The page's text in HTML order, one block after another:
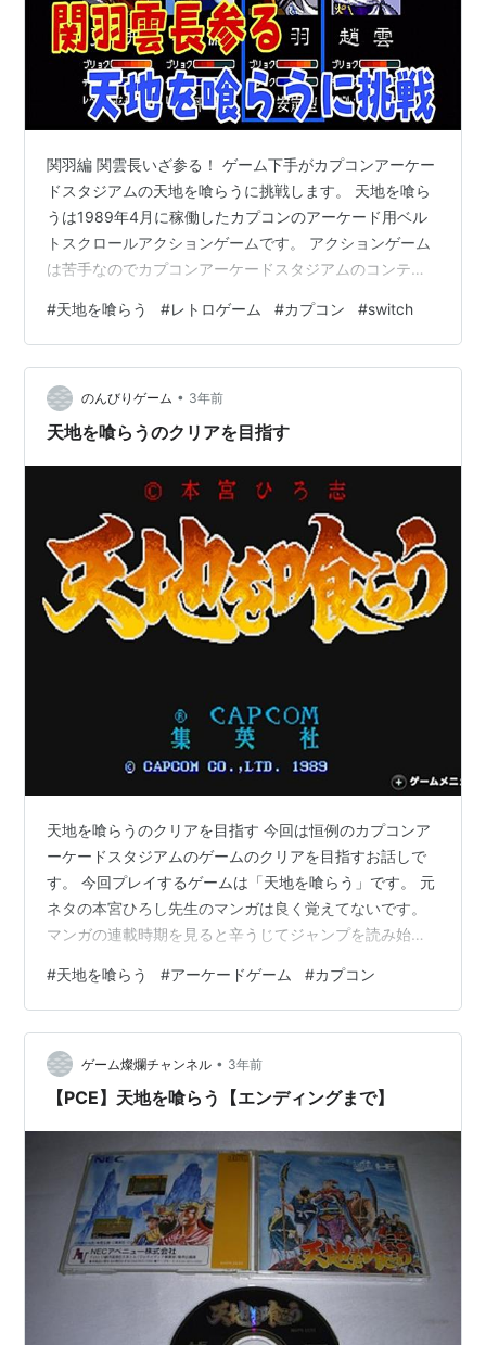
関羽編 関雲長いざ参る！ ゲーム下手がカプコンアーケー
ドスタジアムの天地を喰らうに挑戦します。 天地を喰ら
うは1989年4月に稼働したカプコンのアーケード用ベル
トスクロールアクションゲームです。 アクションゲーム
は苦手なのでカプコンアーケードスタジアムのコンティ
それではどうぞ(^_^)/ www.youtube.com 前回の様子はこ
ちらから↓↓↓ www.youtube.com おすすめ動画はこち
らから↓↓↓ 【ドラクエ6無職縛り攻略#12】テリーめち
ゃくちゃ強いじゃん(^^;【旅の洞窟編】 - YouTube 【FF6
ピクセルリマスター…
#天地を喰らう #レトロゲーム #カプコン #switch
のんびりゲーム • 3年前
天地を喰らうのクリアを目指す
天地を喰らうのクリアを目指す 今回は恒例のカプコンア
ーケードスタジアムのゲームのクリアを目指すお話しで
す。 今回プレイするゲームは「天地を喰らう」です。 元
ネタの本宮ひろし先生のマンガは良く覚えてないです。
マンガの連載時期を見ると辛うじてジャンプを読み始め
はスルーしていたのかも。 本宮ひろし先生で週刊少年ジ
ャンプだと「ばくだん」は何となく覚えているのです
が。 私の三国志の知識の話をしますと、マンガの横山光
輝先生の三国志や王欣太先生の蒼天航路は全巻読んでい
ます。後は小説の吉川英治先生の三国志も読んでいま
#天地を喰らう #アーケードゲーム #カプコン
ゲーム燦爛チャンネル • 3年前
【PCE】天地を喰らう【エンディングまで】